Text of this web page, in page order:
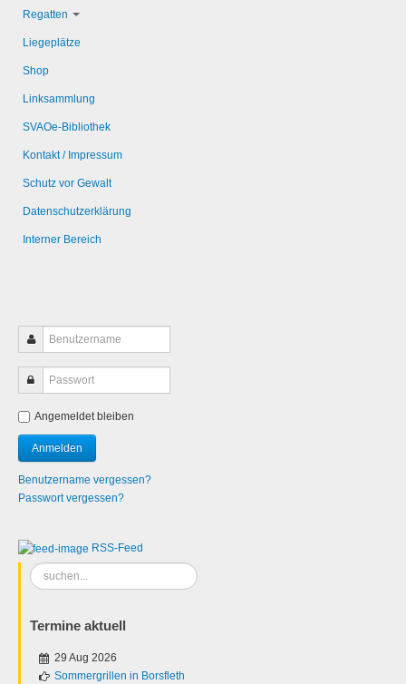
Regatten
Liegeplätze
Shop
Linksammlung
SVAOe-Bibliothek
Kontakt / Impressum
Schutz vor Gewalt
Datenschutzerklärung
Interner Bereich
Angemeldet bleiben
Benutzername vergessen?
Passwort vergessen?
RSS-Feed
Suchen
...
Termine aktuell
29 Aug 2026
Sommergrillen in Borsfleth